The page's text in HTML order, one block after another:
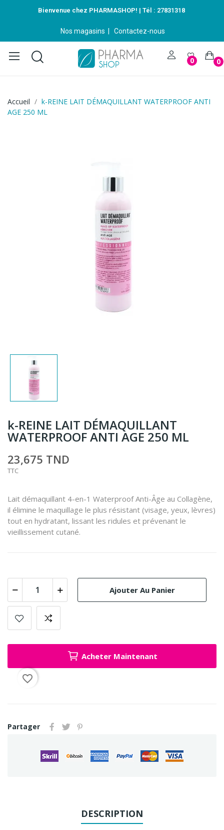
Bienvenue chez PHARMASHOP! | Tél : 27831318
Nos magasins Contactez-nous
0 0
Accueil
k-REINE LAIT DÉMAQUILLANT WATERPROOF ANTI
AGE 250 ML
k-REINE LAIT DÉMAQUILLANT
WATERPROOF ANTI AGE 250 ML
23,675 TND
TTC
Lait démaquillant 4-en-1 Waterproof Anti-Âge au Collagène,
il élimine le maquillage le plus résistant (visage, yeux, lèvres)
tout en hydratant, lissant les ridules et prévenant le
vieillissement cutané.
Ajouter Au Panier
Acheter Maintenant
favorite_border
Partager
DESCRIPTION